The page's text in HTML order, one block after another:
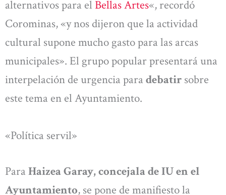
alternativos para el Bellas Artes«, recordó
Corominas, «y nos dijeron que la actividad
cultural supone mucho gasto para las arcas
municipales». El grupo popular presentará una
interpelación de urgencia para debatir sobre
este tema en el Ayuntamiento.
«Política servil»
Para Haizea Garay, concejala de IU en el
Ayuntamiento, se pone de manifiesto la